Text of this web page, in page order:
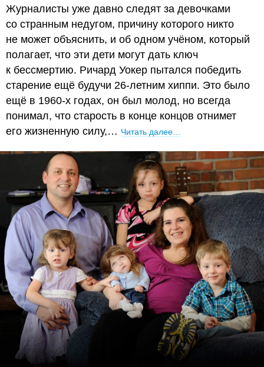
Журналисты уже давно следят за девочками
со странным недугом, причину которого никто
не может объяснить, и об одном учёном, который
полагает, что эти дети могут дать ключ
к бессмертию. Ричард Уокер пытался победить
старение ещё будучи 26-летним хиппи. Это было
ещё в 1960-х годах, он был молод, но всегда
понимал, что старость в конце концов отнимет
его жизненную силу,… Читать далее…